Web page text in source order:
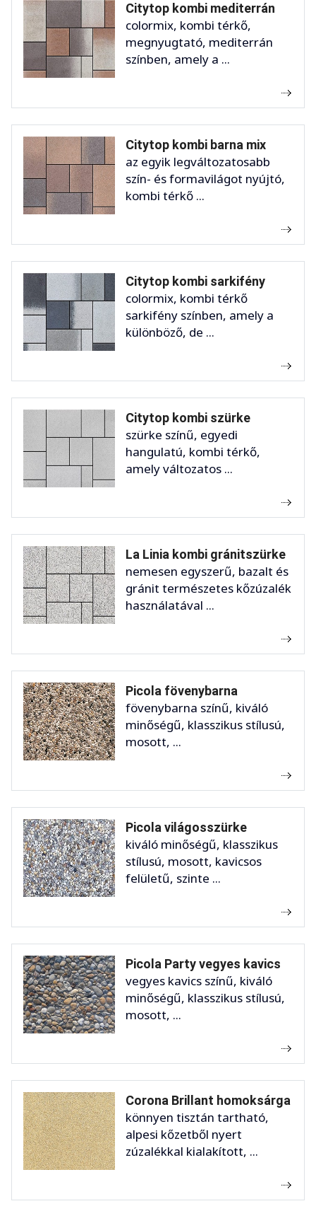
Citytop kombi mediterrán
colormix, kombi térkő,
megnyugtató, mediterrán
színben, amely a ...
Citytop kombi barna mix
az egyik legváltozatosabb
szín- és formavilágot nyújtó,
kombi térkő ...
Citytop kombi sarkifény
colormix, kombi térkő
sarkifény színben, amely a
különböző, de ...
Citytop kombi szürke
szürke színű, egyedi
hangulatú, kombi térkő,
amely változatos ...
La Linia kombi gránitszürke
nemesen egyszerű, bazalt és
gránit természetes kőzúzalék
használatával ...
Picola fövenybarna
fövenybarna színű, kiváló
minőségű, klasszikus stílusú,
mosott, ...
Picola világosszürke
kiváló minőségű, klasszikus
stílusú, mosott, kavicsos
felületű, szinte ...
Picola Party vegyes kavics
vegyes kavics színű, kiváló
minőségű, klasszikus stílusú,
mosott, ...
Corona Brillant homoksárga
könnyen tisztán tartható,
alpesi kőzetből nyert
zúzalékkal kialakított, ...